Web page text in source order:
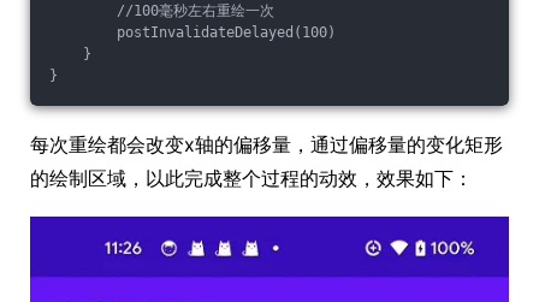
        //100毫秒左右重绘一次
        postInvalidateDelayed(100)
    }
每次重绘都会改变x轴的偏移量，通过偏移量的变化矩形
的绘制区域，以此完成整个过程的动效，效果如下：